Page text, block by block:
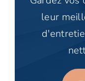
leur